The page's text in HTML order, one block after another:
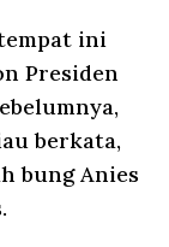
ini
Presiden
berkata,
bung Anies